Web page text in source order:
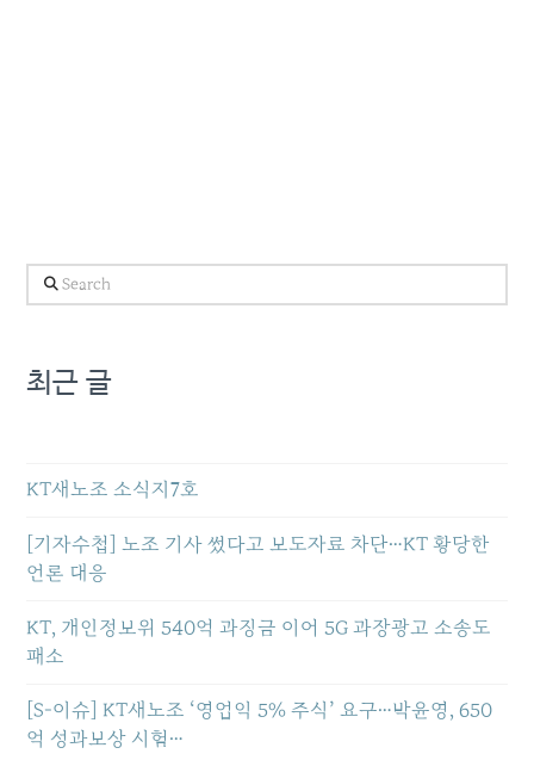
Search
최근 글
KT새노조 소식지7호
[기자수첩] 노조 기사 썼다고 보도자료 차단…KT 황당한
언론 대응
KT, 개인정보위 540억 과징금 이어 5G 과장광고 소송도
패소
[S-이슈] KT새노조 ‘영업익 5% 주식’ 요구…박윤영, 650
억 성과보상 시험…